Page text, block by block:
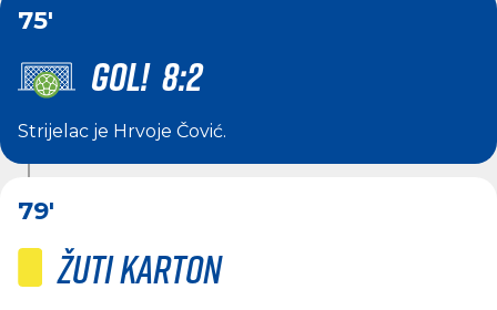
75'
GOL! 8:2
Strijelac je Hrvoje Čović.
79'
Žuti karton